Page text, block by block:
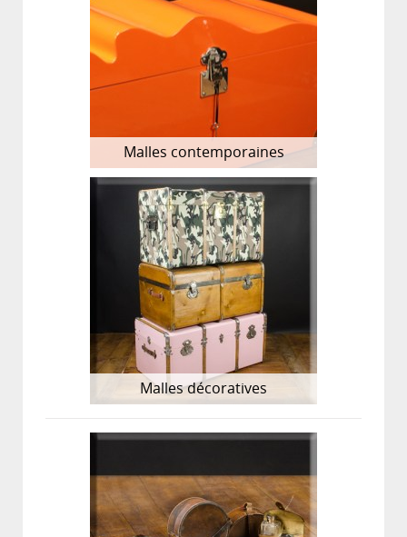
Malles contemporaines
Malles décoratives